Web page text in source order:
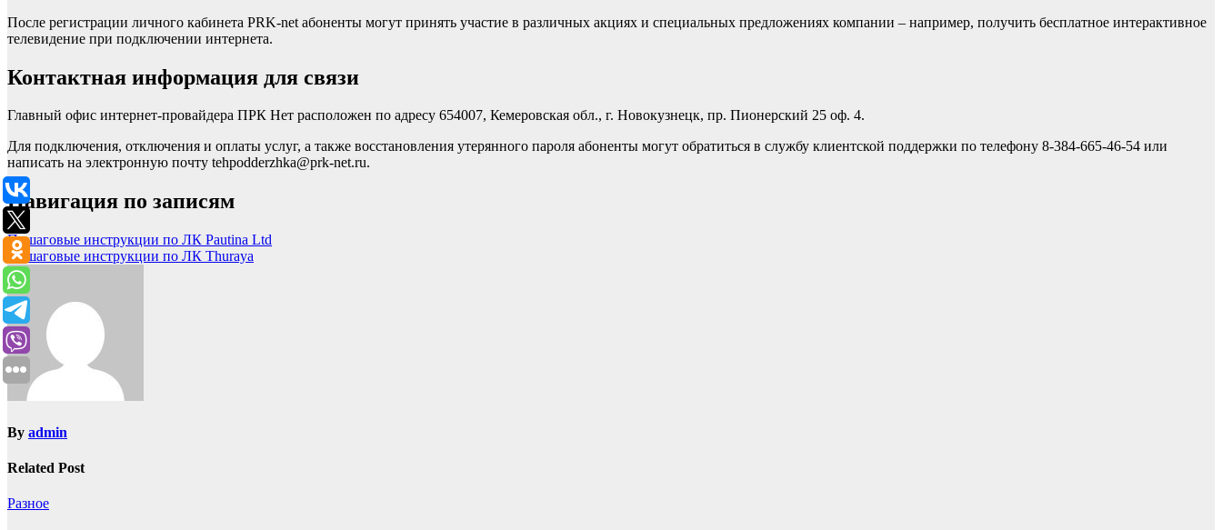
После регистрации личного кабинета PRK-net абоненты могут принять участие в различных акциях и специальных предложениях компании – например, получить бесплатное интерактивное
телевидение при подключении интернета.
Контактная информация для связи
Главный офис интернет-провайдера ПРК Нет расположен по адресу 654007, Кемеровская обл., г. Новокузнецк, пр. Пионерский 25 оф. 4.
Для подключения, отключения и оплаты услуг, а также восстановления утерянного пароля абоненты могут обратиться в службу клиентской поддержки по телефону 8-384-665-46-54 или
написать на электронную почту tehpodderzhka@prk-net.ru.
Навигация по записям
Пошаговые инструкции по ЛК Pautina Ltd
Пошаговые инструкции по ЛК Thuraya
By admin
Related Post
Разное